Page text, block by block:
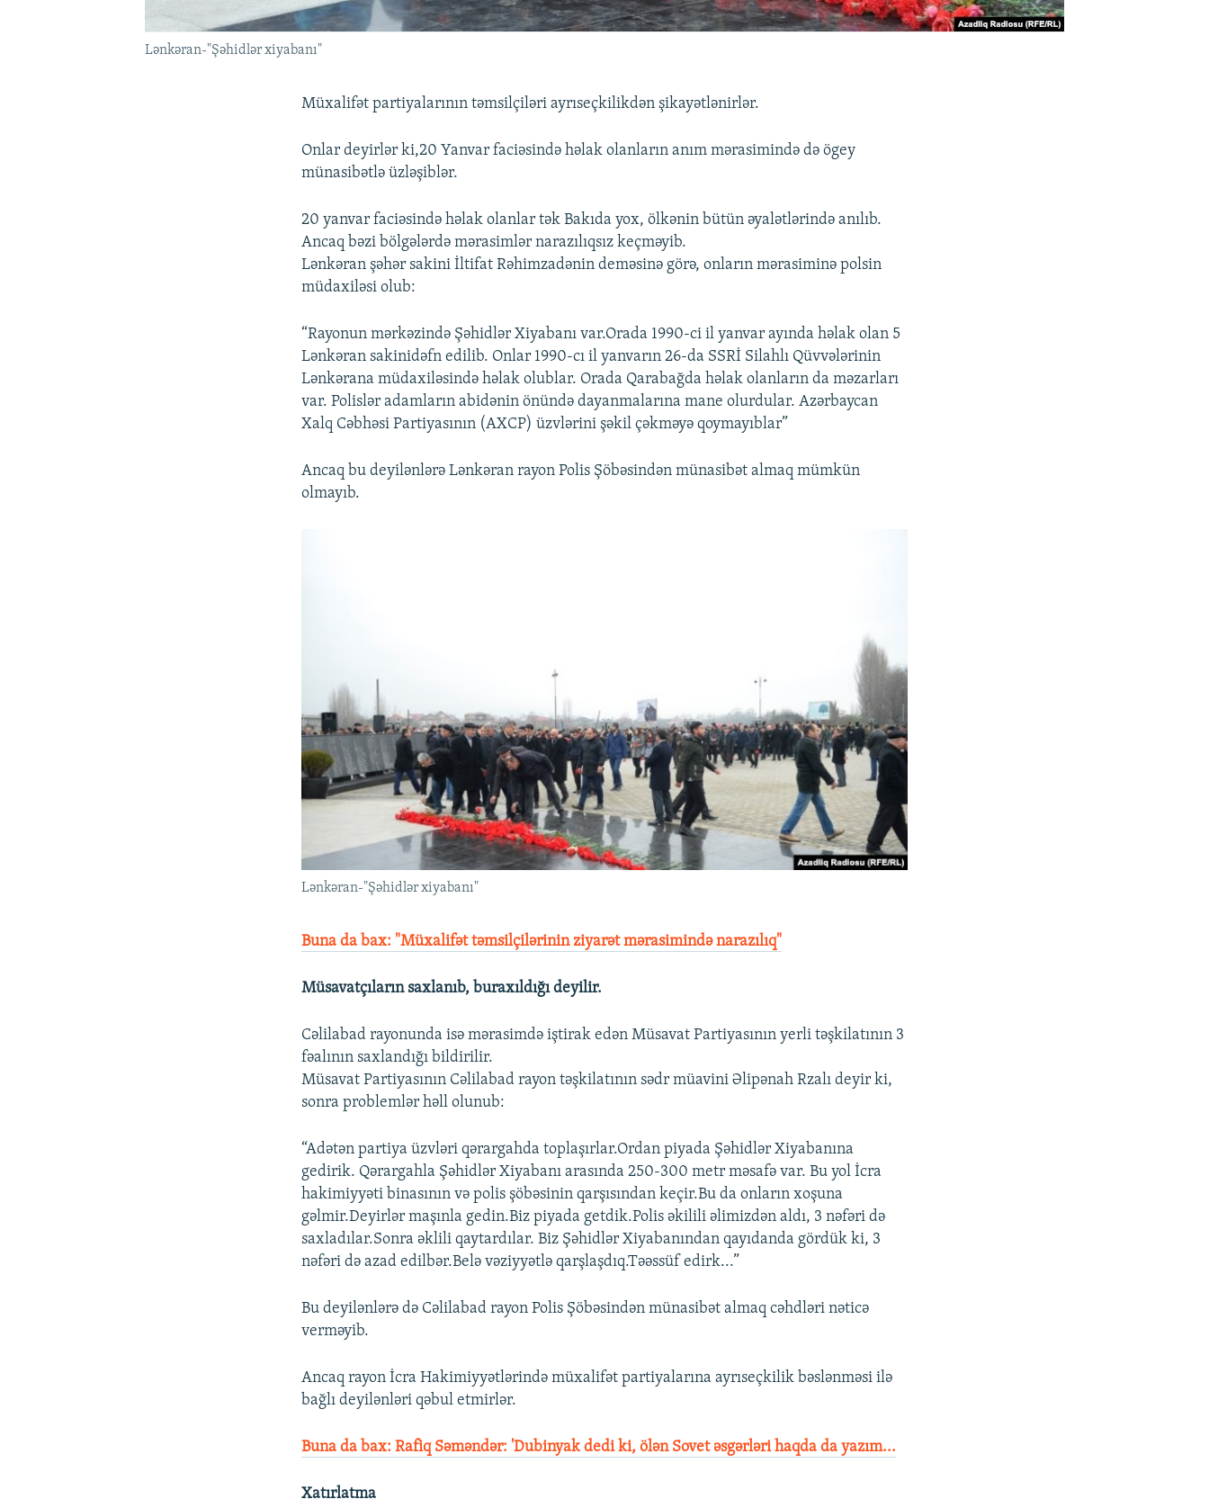
Lənkəran-"Şəhidlər xiyabanı"
Müxalifət partiyalarının təmsilçiləri ayrıseçkilikdən şikayətlənirlər.
Onlar deyirlər ki,20 Yanvar faciəsində həlak olanların anım mərasimində də ögey
münasibətlə üzləşiblər.
20 yanvar faciəsində həlak olanlar tək Bakıda yox, ölkənin bütün əyalətlərində anılıb.
Ancaq bəzi bölgələrdə mərasimlər narazılıqsız keçməyib.
Lənkəran şəhər sakini İltifat Rəhimzadənin deməsinə görə, onların mərasiminə polsin
müdaxiləsi olub:
“Rayonun mərkəzində Şəhidlər Xiyabanı var.Orada 1990-ci il yanvar ayında həlak olan 5
Lənkəran sakinidəfn edilib. Onlar 1990-cı il yanvarın 26-da SSRİ Silahlı Qüvvələrinin
Lənkərana müdaxiləsində həlak olublar. Orada Qarabağda həlak olanların da məzarları
var. Polislər adamların abidənin önündə dayanmalarına mane olurdular. Azərbaycan
Xalq Cəbhəsi Partiyasının (AXCP) üzvlərini şəkil çəkməyə qoymayıblar”
Ancaq bu deyilənlərə Lənkəran rayon Polis Şöbəsindən münasibət almaq mümkün
olmayıb.
Lənkəran-"Şəhidlər xiyabanı"
Buna da bax: "Müxalifət təmsilçilərinin ziyarət mərasimində narazılıq"
Müsavatçıların saxlanıb, buraxıldığı deyilir.
Cəlilabad rayonunda isə mərasimdə iştirak edən Müsavat Partiyasının yerli təşkilatının 3
fəalının saxlandığı bildirilir.
Müsavat Partiyasının Cəlilabad rayon təşkilatının sədr müavini Əlipənah Rzalı deyir ki,
sonra problemlər həll olunub:
“Adətən partiya üzvləri qərargahda toplaşırlar.Ordan piyada Şəhidlər Xiyabanına
gedirik. Qərargahla Şəhidlər Xiyabanı arasında 250-300 metr məsafə var. Bu yol İcra
hakimiyyəti binasının və polis şöbəsinin qarşısından keçir.Bu da onların xoşuna
gəlmir.Deyirlər maşınla gedin.Biz piyada getdik.Polis əkilili əlimizdən aldı, 3 nəfəri də
saxladılar.Sonra əklili qaytardılar. Biz Şəhidlər Xiyabanından qayıdanda gördük ki, 3
nəfəri də azad edilbər.Belə vəziyyətlə qarşlaşdıq.Təəssüf edirk...”
Bu deyilənlərə də Cəlilabad rayon Polis Şöbəsindən münasibət almaq cəhdləri nəticə
verməyib.
Ancaq rayon İcra Hakimiyyətlərində müxalifət partiyalarına ayrıseçkilik bəslənməsi ilə
bağlı deyilənləri qəbul etmirlər.
Buna da bax: Rafiq Səməndər: 'Dubinyak dedi ki, ölən Sovet əsgərləri haqda da yazım...
Xatırlatma